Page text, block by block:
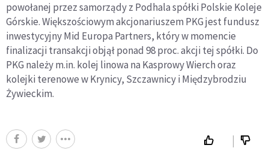
powołanej przez samorządy z Podhala spółki Polskie Koleje
Górskie. Większościowym akcjonariuszem PKG jest fundusz
inwestycyjny Mid Europa Partners, który w momencie
finalizacji transakcji objął ponad 98 proc. akcji tej spółki. Do
PKG należy m.in. kolej linowa na Kasprowy Wierch oraz
kolejki terenowe w Krynicy, Szczawnicy i Międzybrodziu
Żywieckim.